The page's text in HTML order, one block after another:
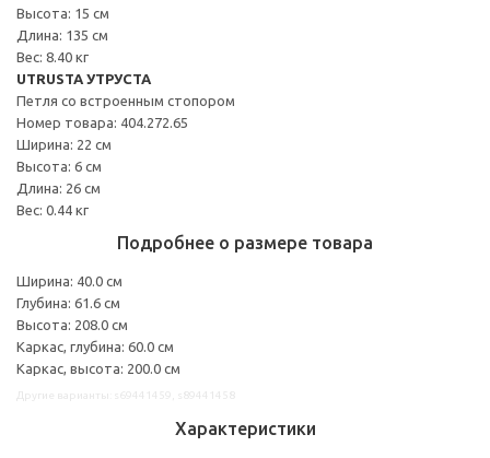
Высота: 15 см
Длина: 135 см
Вес: 8.40 кг
UTRUSTA УТРУСТА
Петля со встроенным стопором
Номер товара: 404.272.65
Ширина: 22 см
Высота: 6 см
Длина: 26 см
Вес: 0.44 кг
Подробнее о размере товара
Ширина: 40.0 см
Глубина: 61.6 см
Высота: 208.0 см
Каркас, глубина: 60.0 см
Каркас, высота: 200.0 см
Характеристики